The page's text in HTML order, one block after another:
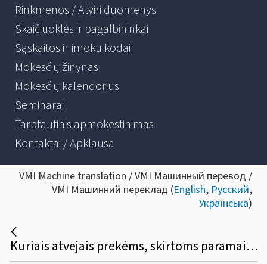
Rinkmenos / Atviri duomenys
Skaičiuoklės ir pagalbininkai
Sąskaitos ir įmokų kodai
Mokesčių žinynas
Mokesčių kalendorius
Seminarai
Tarptautinis apmokestinimas
Kontaktai / Apklausa
VMI Machine translation / VMI Машинный перевод /
VMI Машинний переклад (English, Русский,
Українська)
Kuriais atvejais prekėms, skirtoms paramai ir (arba) humanitarinei pagalbai, taikomas 0 proc. PVM tarifas?